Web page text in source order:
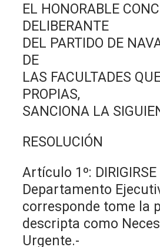
EL HONORABLE
DELIBERANTE
DEL PARTIDO DE
DE
LAS FACULTADES
PROPIAS,
SANCIONA LA
RESOLUCIÓN
Artículo 1º: DIRIGIRSE
Departamento
corresponde tome la
descripta como
Urgente.-